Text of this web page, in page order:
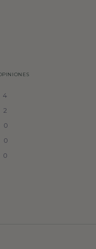
4
2
0
0
0